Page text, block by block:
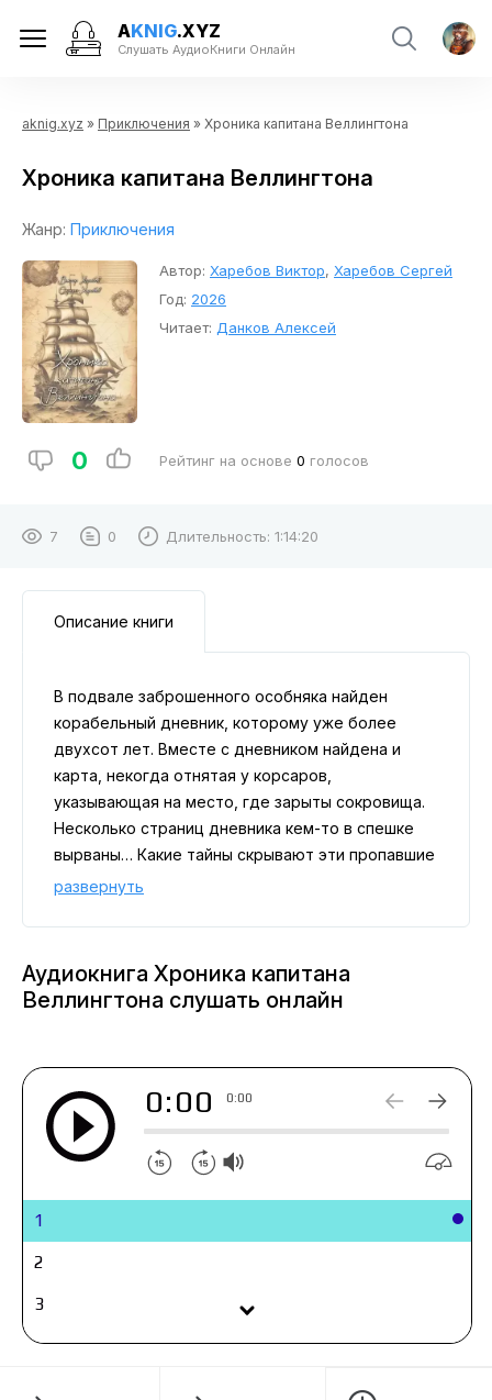
AKNIG.XYZ
Слушать АудиоКниги Онлайн
aknig.xyz » Приключения » Хроника капитана Веллингтона
Хроника капитана Веллингтона
Жанр: Приключения
Автор: Харебов Виктор, Харебов Сергей
Год: 2026
Читает: Данков Алексей
0 Рейтинг на основе 0 голосов
7 0 Длительность: 1:14:20
Описание книги
В подвале заброшенного особняка найден
корабельный дневник, которому уже более
двухсот лет. Вместе с дневником найдена и
карта, некогда отнятая у корсаров,
указывающая на место, где зарыты сокровища.
Несколько страниц дневника кем-то в спешке
вырваны… Какие тайны скрывают эти пропавшие
страницы? Обладатели находки отправляются в
сокровища и разгадать тайну пропавших
развернуть
Аудиокнига Хроника капитана
Веллингтона слушать онлайн
0:00 0:00
1
2
3
4